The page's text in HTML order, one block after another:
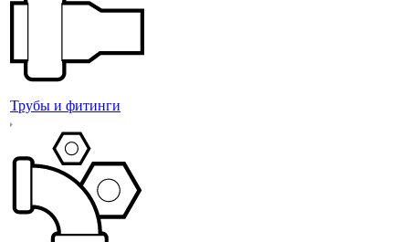
Трубы и фитинги